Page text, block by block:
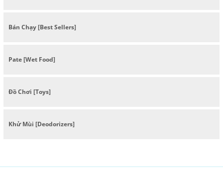
Bán Chạy [Best Sellers]
Pate [Wet Food]
Đồ Chơi [Toys]
Khử Mùi [Deodorizers]